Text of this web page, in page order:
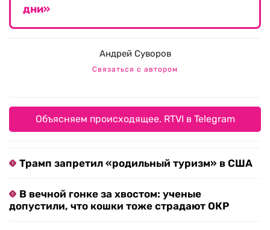
дни»
Андрей Суворов
Связаться с автором
Объясняем происходящее. RTVI в Telegram
Трамп запретил «родильный туризм» в США
В вечной гонке за хвостом: ученые
допустили, что кошки тоже страдают ОКР